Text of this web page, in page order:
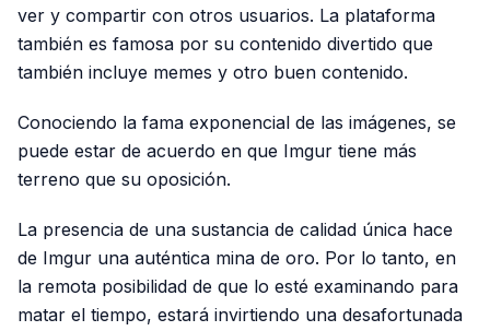
ver y compartir con otros usuarios. La plataforma
también es famosa por su contenido divertido que
también incluye memes y otro buen contenido.
Conociendo la fama exponencial de las imágenes, se
puede estar de acuerdo en que Imgur tiene más
terreno que su oposición.
La presencia de una sustancia de calidad única hace
de Imgur una auténtica mina de oro. Por lo tanto, en
la remota posibilidad de que lo esté examinando para
matar el tiempo, estará invirtiendo una desafortunada